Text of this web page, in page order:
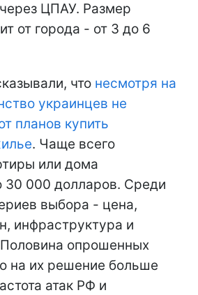
ЦПАУ. Размер
от города - от 3 до 6
что несмотря на
украинцев не
планов купить
. Чаще всего
или дома
30 000 долларов. Среди
выбора - цена,
инфраструктура и
Половина опрошенных
на их решение больше
атак РФ и